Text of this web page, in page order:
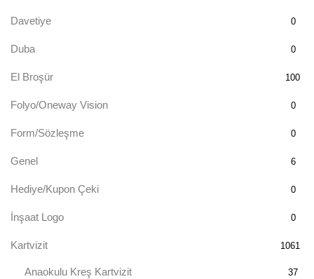
Davetiye 0
Duba 0
El Broşür 100
Folyo/Oneway Vision 0
Form/Sözleşme 0
Genel 6
Hediye/Kupon Çeki 0
İnşaat Logo 0
Kartvizit 1061
Anaokulu Kreş Kartvizit 37